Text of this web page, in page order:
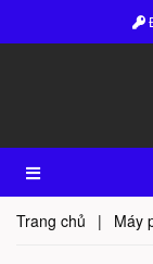
Trang chủ | Máy